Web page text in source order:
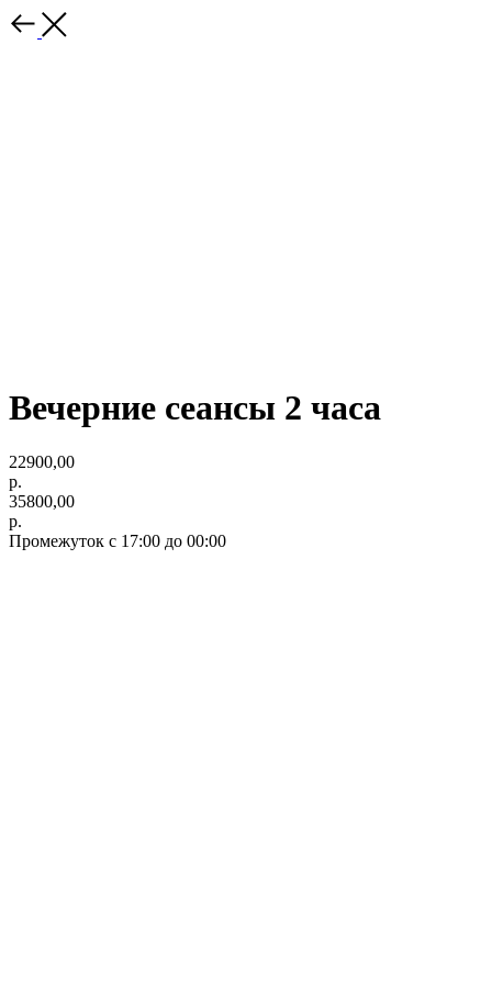
Вечерние сеансы 2 часа
22900,00
р.
35800,00
р.
Промежуток с 17:00 до 00:00